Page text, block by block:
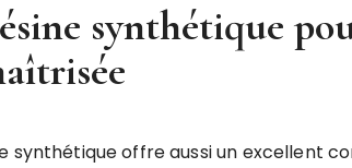
synthétique
synthétique offre aussi un excellent